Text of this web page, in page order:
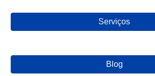
Serviços
Blog